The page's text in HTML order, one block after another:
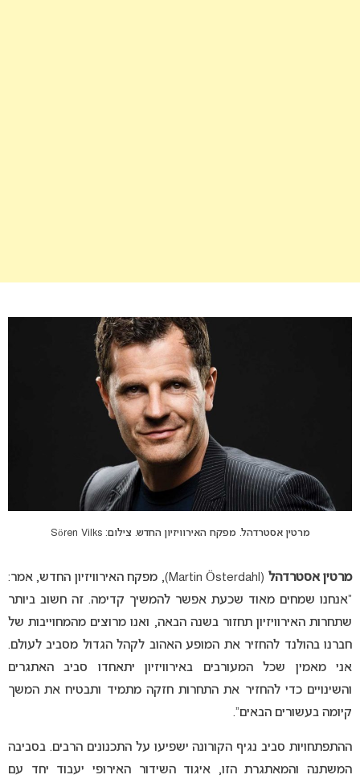
מרטין אסטרדהל. מפקח האירוויזיון החדש. צילום: Sören Vilks
מרטין אסטרדהל
(Martin Österdahl), מפקח האירוויזיון החדש, אמר:
“אנחנו שמחים מאוד שכעת אפשר להמשיך קדימה. זה חשוב ביותר
שתחרות האירוויזיון תחזור בשנה הבאה, ואנו מרוצים מהמחוייבות של
חברנו בהולנד להחזיר את המופע האהוב לקהל הגדול מסביב לעולם.
אני מאמין שכל המעורבים באירוויזיון יתאחדו סביב האתגרים
והשינויים כדי להחזיר את התחרות חזקה מתמיד ותבטיח את המשך
קיומה בעשורים הבאים”.
ההתפתחויות סביב נגיף הקורונה ישפיעו על התכנונים הרבים. בסביבה
המשתנה והמאתגרת הזו, איגוד השידור האירופי יעבוד יחד עם